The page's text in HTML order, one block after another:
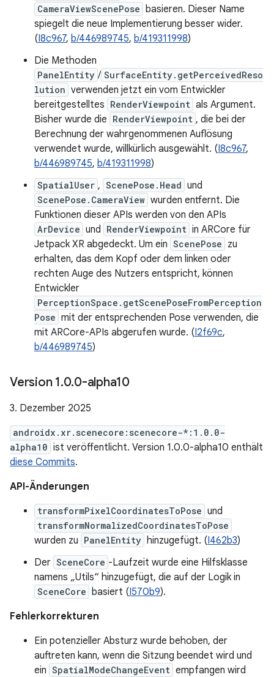
CameraViewScenePose basieren. Dieser Name
spiegelt die neue Implementierung besser wider.
(I8c967, b/446989745, b/419311998)
Die Methoden
PanelEntity / SurfaceEntity.getPerceivedReso
lution verwenden jetzt ein vom Entwickler
bereitgestelltes RenderViewpoint als Argument.
Bisher wurde die RenderViewpoint , die bei der
Berechnung der wahrgenommenen Auflösung
verwendet wurde, willkürlich ausgewählt. (I8c967,
b/446989745, b/419311998)
SpatialUser , ScenePose.Head und
ScenePose.CameraView wurden entfernt. Die
Funktionen dieser APIs werden von den APIs
ArDevice und RenderViewpoint in ARCore für
Jetpack XR abgedeckt. Um ein ScenePose zu
erhalten, das dem Kopf oder dem linken oder
rechten Auge des Nutzers entspricht, können
Entwickler
PerceptionSpace.getScenePoseFromPerception
Pose mit der entsprechenden Pose verwenden, die
mit ARCore-APIs abgerufen wurde. (I2f69c,
b/446989745)
Version 1.0.0-alpha10
3. Dezember 2025
androidx.xr.scenecore:scenecore-*:1.0.0-
alpha10 ist veröffentlicht. Version 1.0.0-alpha10 enthält
diese Commits.
API-Änderungen
transformPixelCoordinatesToPose und
transformNormalizedCoordinatesToPose
wurden zu PanelEntity hinzugefügt. (I462b3)
Der SceneCore -Laufzeit wurde eine Hilfsklasse
namens „Utils“ hinzugefügt, die auf der Logik in
SceneCore basiert (I570b9).
Fehlerkorrekturen
Ein potenzieller Absturz wurde behoben, der
auftreten kann, wenn die Sitzung beendet wird und
ein SpatialModeChangeEvent empfangen wird